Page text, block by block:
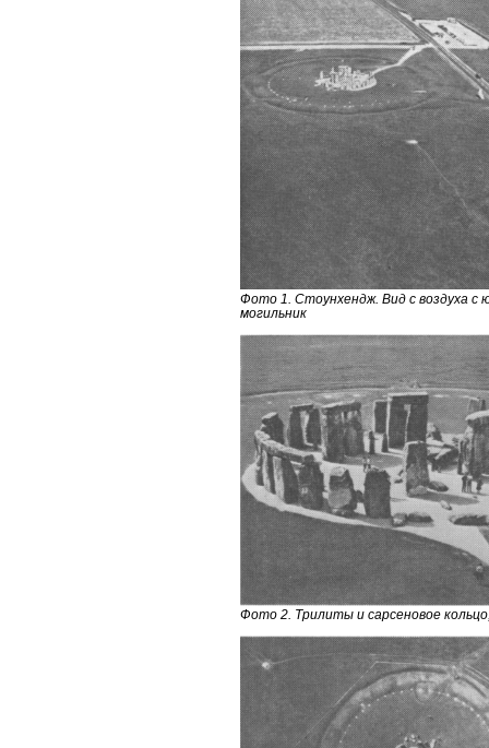
Фото 1. Стоунхендж. Вид с воздуха с
могильник
Фото 2. Трилиты и сарсеновое